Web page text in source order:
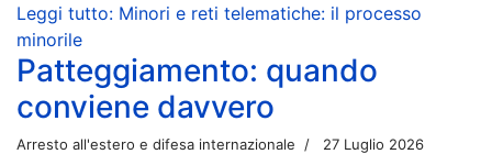
Leggi tutto: Minori e reti telematiche: il processo
minorile
Patteggiamento: quando
conviene davvero
Arresto all'estero e difesa internazionale 27 Luglio 2026